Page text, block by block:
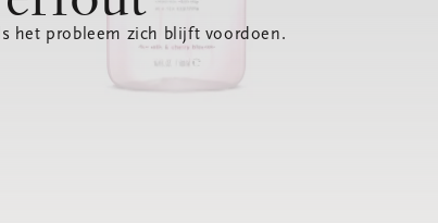
het probleem zich blijft voordoen.